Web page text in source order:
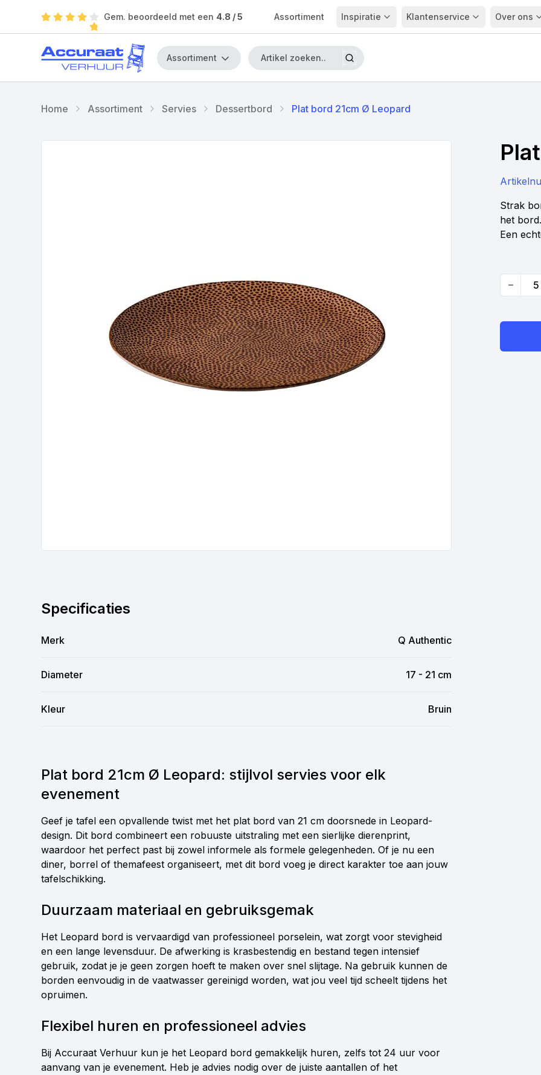
Gem. beoordeeld met een 4.8 / 5 Assortiment Inspiratie Klantenservice Over ons
Assortiment
Home Assortiment Servies Dessertbord Plat bord 21cm Ø Leopard
Strak
het
Een
Quantity
Specificaties
Merk Q Authentic
Diameter 17 - 21 cm
Kleur Bruin
Plat bord 21cm Ø Leopard: stijlvol servies voor elk
evenement
Geef je tafel een opvallende twist met het plat bord van 21 cm doorsnede in Leopard-
design. Dit bord combineert een robuuste uitstraling met een sierlijke dierenprint,
waardoor het perfect past bij zowel informele als formele gelegenheden. Of je nu een
diner, borrel of themafeest organiseert, met dit bord voeg je direct karakter toe aan jouw
tafelschikking.
Duurzaam materiaal en gebruiksgemak
Het Leopard bord is vervaardigd van professioneel porselein, wat zorgt voor stevigheid
en een lange levensduur. De afwerking is krasbestendig en bestand tegen intensief
gebruik, zodat je je geen zorgen hoeft te maken over snel slijtage. Na gebruik kunnen de
borden eenvoudig in de vaatwasser gereinigd worden, wat jou veel tijd scheelt tijdens het
opruimen.
Flexibel huren en professioneel advies
Bij Accuraat Verhuur kun je het Leopard bord gemakkelijk huren, zelfs tot 24 uur voor
aanvang van je evenement. Heb je advies nodig over de juiste aantallen of het